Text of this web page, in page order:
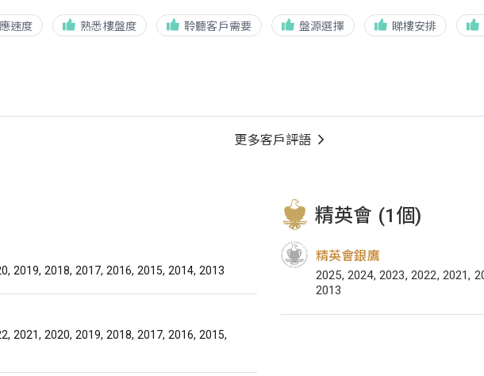
速度 熟悉樓盤度 聆聽客戶需要 盤源選擇 睇樓安排
更多客戶評語
2019, 2018, 2017, 2016, 2015, 2014, 2013
2021, 2020, 2019, 2018, 2017, 2016, 2015,
精英會 (1個)
精英會銀鷹
2025, 2024, 2023, 2022, 2021,
2013